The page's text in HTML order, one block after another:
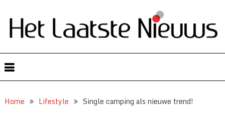
Home Lifestyle Single camping als nieuwe trend!